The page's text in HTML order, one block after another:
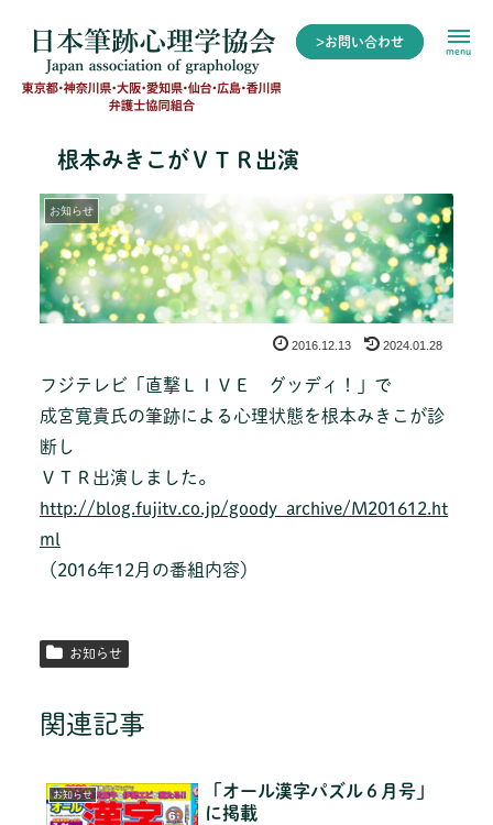
>お問い合わせ
menu
根本みきこがＶＴＲ出演
お知らせ
2016.12.13 2024.01.28
フジテレビ「直撃ＬＩＶＥ グッディ！」で
成宮寛貴氏の筆跡による心理状態を根本みきこが診
断し
ＶＴＲ出演しました。
http://blog.fujitv.co.jp/goody_archive/M201612.ht
ml
（2016年12月の番組内容）
お知らせ
関連記事
お知らせ
「オール漢字パズル６月号」
に掲載